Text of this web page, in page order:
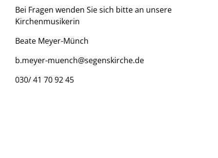
Bei Fragen wenden Sie sich bitte an unsere
Kirchenmusikerin
Beate Meyer-Münch
b.meyer-muench@segenskirche.de
030/ 41 70 92 45